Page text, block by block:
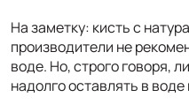
На заметку: кисть с
производители не
воде. Но, строго говоря,
надолго оставлять в